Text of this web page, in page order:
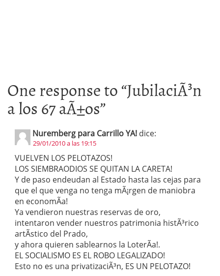
One response to “JubilaciÃ³n
a los 67 aÃ±os”
Nuremberg para Carrillo YA! dice:
29/01/2010 a las 19:15
VUELVEN LOS PELOTAZOS!
LOS SIEMBRAODIOS SE QUITAN LA CARETA!
Y de paso endeudan al Estado hasta las cejas para
que el que venga no tenga mÃ¡rgen de maniobra
en economÃ­a!
Ya vendieron nuestras reservas de oro,
intentaron vender nuestros patrimonia histÃ³rico
artÃ­stico del Prado,
y ahora quieren sablearnos la LoterÃ­a!.
EL SOCIALISMO ES EL ROBO LEGALIZADO!
Esto no es una privatizaciÃ³n, ES UN PELOTAZO!